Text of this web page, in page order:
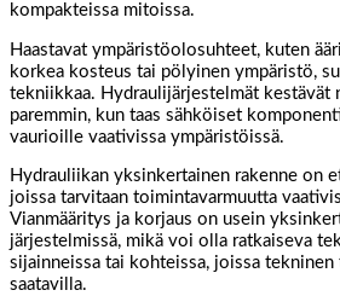
kompakteissa mitoissa.
Haastavat ympäristöolosuhteet, kuten
korkea kosteus tai pölyinen ympäristö,
tekniikkaa. Hydraulijärjestelmät kestävät
paremmin, kun taas sähköiset
vaurioille vaativissa ympäristöissä.
Hydrauliikan yksinkertainen rakenne on
joissa tarvitaan toimintavarmuutta
Vianmääritys ja korjaus on usein
järjestelmissä, mikä voi olla ratkaiseva
sijainneissa tai kohteissa, joissa
saatavilla.